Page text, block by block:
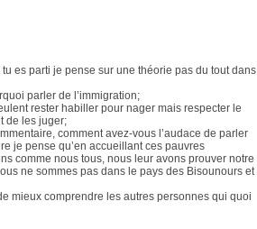
es parti je pense sur une théorie pas du tout dans
parler de l’immigration;
rester habiller pour nager mais respecter le
de les juger;
comment avez-vous l’audace de parler
je pense qu’en accueillant ces pauvres
comme nous tous, nous leur avons prouver notre
ne sommes pas dans le pays des Bisounours et
mieux comprendre les autres personnes qui quoi